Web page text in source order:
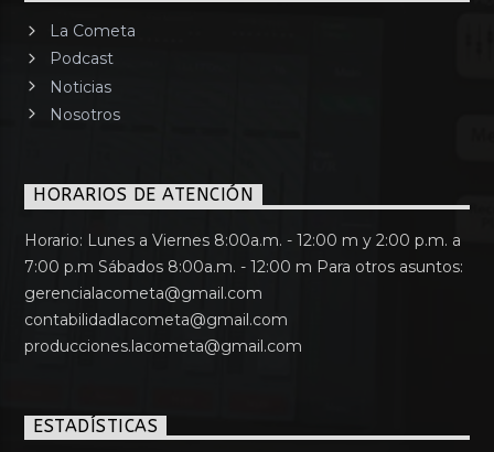
La Cometa
Podcast
Noticias
Nosotros
HORARIOS DE ATENCIÓN
Horario: Lunes a Viernes 8:00a.m. - 12:00 m y 2:00 p.m. a
7:00 p.m Sábados 8:00a.m. - 12:00 m Para otros asuntos:
gerencialacometa@gmail.com
contabilidadlacometa@gmail.com
producciones.lacometa@gmail.com
ESTADÍSTICAS